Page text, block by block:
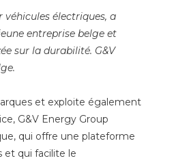
véhicules électriques, a
entreprise belge et
sur la durabilité. G&V
et exploite également
G&V Energy Group
qui offre une plateforme
et qui facilite le